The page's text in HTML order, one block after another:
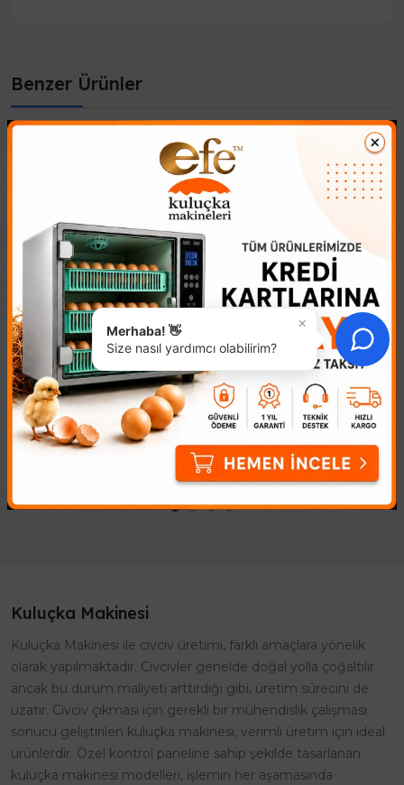
Benzer Ürünler
Yumurta Viyol Otomatik
904,03₺
Kuluçka Başarınızı Artırın:
Profesyonel Otomatik
Yumurta ViyolüKuluçka
makinelerinde yüksek çıkım
8 Yumurta Kapasiteli
Viyol
417,43₺
Hobi Amaçlı Kuluçka
Makineleri İçin 8'li Viyol
anahtarı, embriyonun doğru
açıyla ve düzenli olarak
çevrilmesidir. ..
Kuluçka Makinesi
Kuluçka Makinesi ile civciv üretimi, farklı amaçlara yönelik
olarak yapılmaktadır. Civcivler genelde doğal yolla çoğaltılır
ancak bu durum maliyeti arttırdığı gibi, üretim sürecini de
uzatır. Civciv çıkması için gerekli bir mühendislik çalışması
sonucu geliştirilen kuluçka makinesi, verimli üretim için ideal
ürünlerdir. Özel kontrol paneline sahip şekilde tasarlanan
kuluçka makinesi modelleri, işlemin her aşamasında
×
Merhaba! 👋
Size nasıl yardımcı olabilirim?